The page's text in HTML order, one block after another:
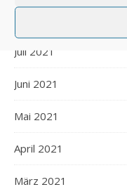
Juli 2021
Juni 2021
Mai 2021
April 2021
März 2021